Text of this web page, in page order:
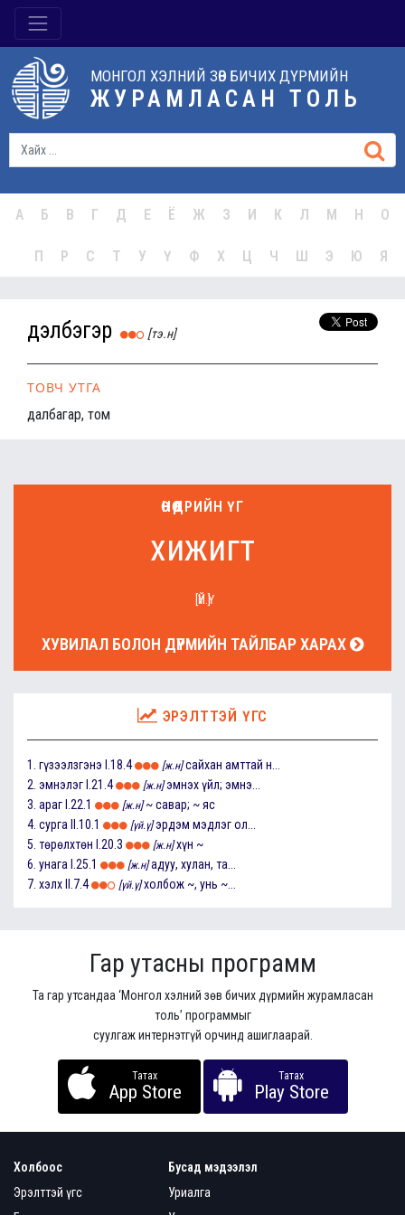
МОНГОЛ ХЭЛНИЙ ЗӨВ БИЧИХ ДҮРМИЙН
ЖУРАМЛАСАН ТОЛЬ
А Б В Г Д Е Ё Ж З И К Л М Н О
П Р С Т У Ү Ф Х Ц Ч Ш Э Ю Я
дэлбэгэр [тэ.н]
ТОВЧ УТГА
далбагар, том
ӨНӨӨДРИЙН ҮГ
хижигт
[ҮЙ.Ү]
ХУВИЛАЛ БОЛОН ДҮРМИЙН ТАЙЛБАР ХАРАХ
ЭРЭЛТТЭЙ ҮГС
1. гүзээлзгэнэ I.18.4 [ж.н] сайхан амттай н...
2. эмнэлэг I.21.4 [ж.н] эмнэх үйл; эмнэ...
3. араг I.22.1 [ж.н] ~ савар; ~ яс
4. сурга II.10.1 [үй.ү] эрдэм мэдлэг ол...
5. төрөлхтөн I.20.3 [ж.н] хүн ~
6. унага I.25.1 [ж.н] адуу, хулан, та...
7. хэлх II.7.4 [үй.ү] холбож ~, унь ~...
Гар утасны программ
Та гар утсандаа ‘Монгол хэлний зөв бичих дүрмийн журамласан
толь’ программыг
суулгаж интернэтгүй орчинд ашиглаарай.
Татах
App Store
Татах
Play Store
Холбоос
Эрэлттэй үгс
Бусад мэдээлэл
Уриалга